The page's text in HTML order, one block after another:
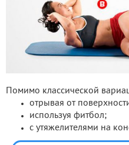
Помимо классической
отрывая от
используя фитбол;
с утяжелителями на